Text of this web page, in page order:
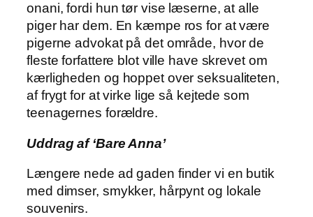
onani, fordi hun tør vise læserne, at alle
piger har dem. En kæmpe ros for at være
pigerne advokat på det område, hvor de
fleste forfattere blot ville have skrevet om
kærligheden og hoppet over seksualiteten,
af frygt for at virke lige så kejtede som
teenagernes forældre.
Uddrag af ‘Bare Anna’
Længere nede ad gaden finder vi en butik
med dimser, smykker, hårpynt og lokale
souvenirs.